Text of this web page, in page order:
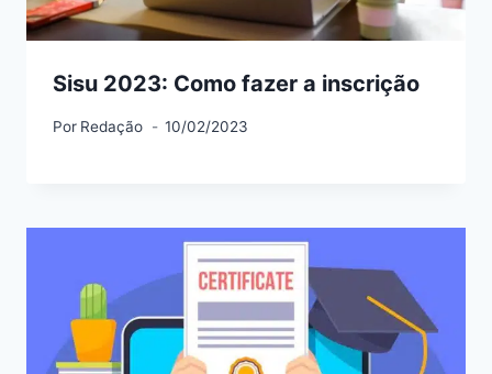
Sisu 2023: Como fazer a inscrição
Por Redação 10/02/2023